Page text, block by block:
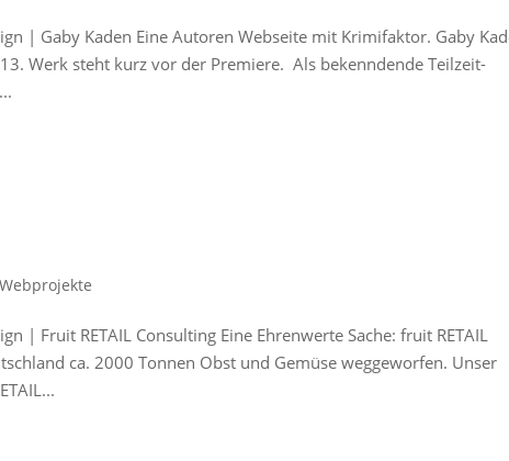
| Gaby Kaden Eine Autoren Webseite mit Krimifaktor. Gaby
Werk steht kurz vor der Premiere. Als bekenndende Teilzeit-
Webprojekte
| Fruit RETAIL Consulting Eine Ehrenwerte Sache: fruit RETAIL
ca. 2000 Tonnen Obst und Gemüse weggeworfen. Unser